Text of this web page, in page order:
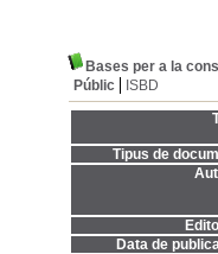
Bases per a la
Públic
ISBD
Tipus de
Data de